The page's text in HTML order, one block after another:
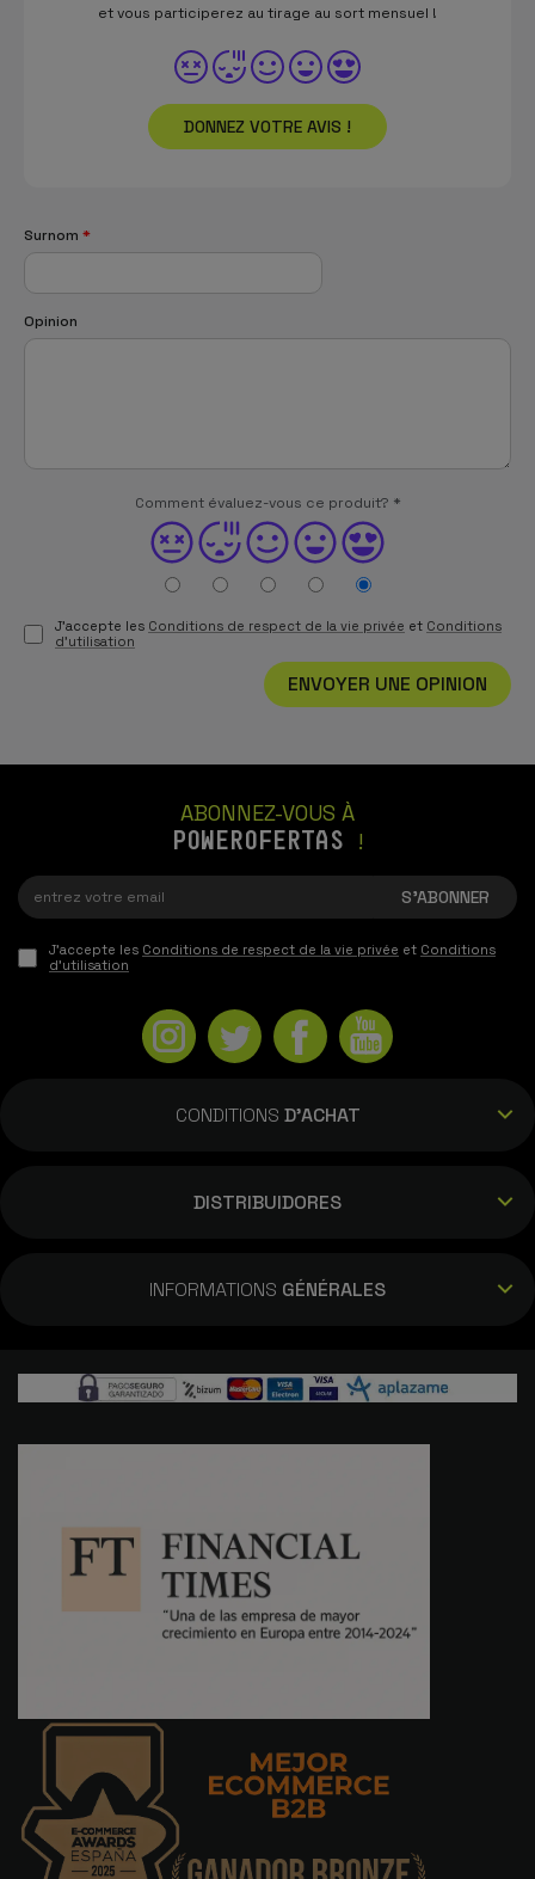
et vous participerez au tirage au sort mensuel !
DONNEZ VOTRE AVIS !
Surnom *
Opinion
Comment évaluez-vous ce produit? *
J'accepte les Conditions de respect de la vie privée et Conditions
d'utilisation
ENVOYER UNE OPINION
ABONNEZ-VOUS À
POWEROFERTAS !
J'accepte les Conditions de respect de la vie privée et Conditions
d'utilisation
CONDITIONS D'ACHAT
DISTRIBUIDORES
INFORMATIONS GÉNÉRALES